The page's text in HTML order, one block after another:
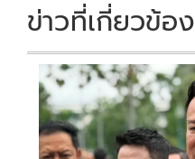
ข่าวที่เกี่ยวข้อง